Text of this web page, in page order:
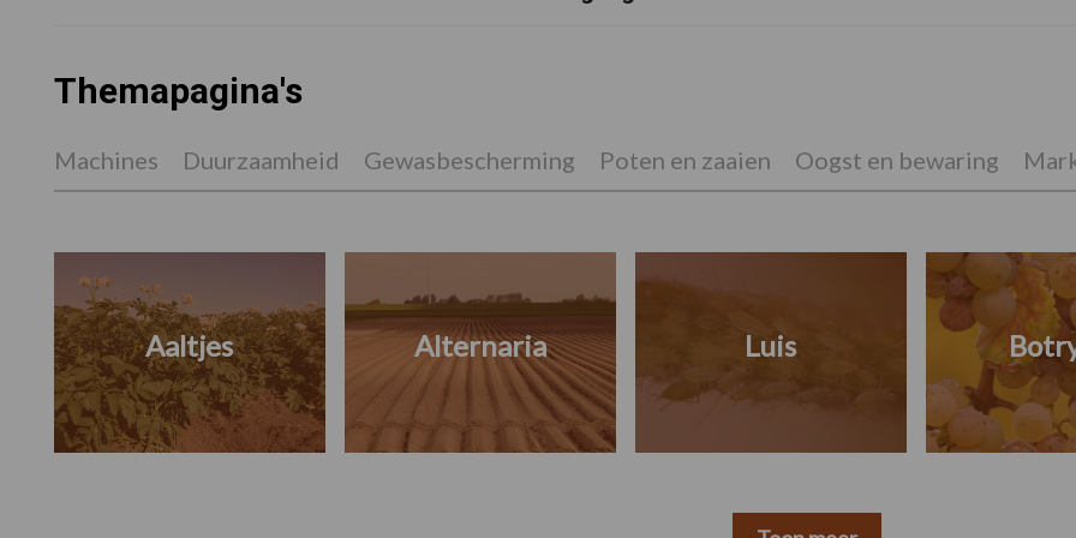
Themapagina's
Machines Duurzaamheid Gewasbescherming Poten en zaaien Oogst en bewaring
Aaltjes Alternaria Luis